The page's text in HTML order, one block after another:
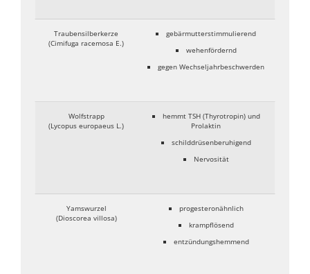
Traubensilberkerze
(Cimifuga racemosa E.)
gebärmutterstimmulierend
wehenfördernd
gegen Wechseljahrbeschwerden
Wolfstrapp
(Lycopus europaeus L.)
hemmt TSH (Thyrotropin) und
Prolaktin
schilddrüsenberuhigend
Nervosität
Yamswurzel
(Dioscorea villosa)
progesteronähnlich
krampflösend
entzündungshemmend